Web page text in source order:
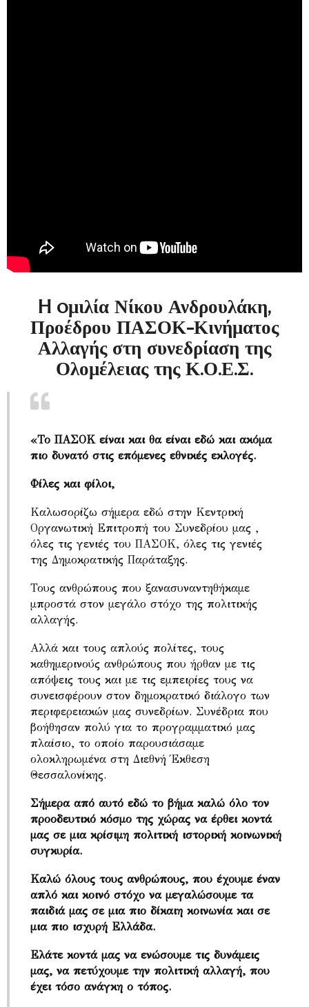
H oμιλία Νίκου Ανδρουλάκη,
Προέδρου ΠΑΣΟΚ-Κινήματος
Αλλαγής στη συνεδρίαση της
Ολομέλειας της Κ.Ο.Ε.Σ.
«Το ΠΑΣΟΚ είναι και θα είναι εδώ και ακόμα
πιο δυνατό στις επόμενες εθνικές εκλογές.
Φίλες και φίλοι,
Καλωσορίζω σήμερα εδώ στην Κεντρική
Οργανωτική Επιτροπή του Συνεδρίου μας ,
όλες τις γενιές του ΠΑΣΟΚ, όλες τις γενιές
της Δημοκρατικής Παράταξης.
Τους ανθρώπους που ξανασυναντηθήκαμε
μπροστά στον μεγάλο στόχο της πολιτικής
αλλαγής.
Αλλά και τους απλούς πολίτες, τους
καθημερινούς ανθρώπους που ήρθαν με τις
απόψεις τους και με τις εμπειρίες τους να
συνεισφέρουν στον δημοκρατικό διάλογο των
περιφερειακών μας συνεδρίων. Συνέδρια που
βοήθησαν πολύ για το προγραμματικό μας
πλαίσιο, το οποίο παρουσιάσαμε
ολοκληρωμένα στη Διεθνή Έκθεση
Θεσσαλονίκης.
Σήμερα από αυτό εδώ το βήμα καλώ όλο τον
προοδευτικό κόσμο της χώρας να έρθει κοντά
μας σε μια κρίσιμη πολιτική ιστορική κοινωνική
συγκυρία.
Καλώ όλους τους ανθρώπους, που έχουμε έναν
απλό και κοινό στόχο να μεγαλώσουμε τα
παιδιά μας σε μια πιο δίκαιη κοινωνία και σε
μια πιο ισχυρή Ελλάδα.
Ελάτε κοντά μας να ενώσουμε τις δυνάμεις
μας, να πετύχουμε την πολιτική αλλαγή, που
έχει τόσο ανάγκη ο τόπος.